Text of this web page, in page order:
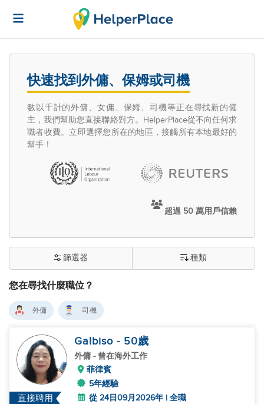
快速找到外傭、保姆或司機
數以千計的外傭、女傭、保姆、司機等正在尋找新的僱
主，我們幫助您直接聯絡對方。HelperPlace從不向任何求
職者收費。立即選擇您所在的地區，接觸所有本地最好的
幫手！
超過 50 萬用戶信賴
您在尋找什麼職位？
篩選器 種類
外傭 司機
直接聘用
Galbiso - 50歲
外傭 - 曾在海外工作
菲律賓
5年經驗
從 24日09月2026年 | 全職